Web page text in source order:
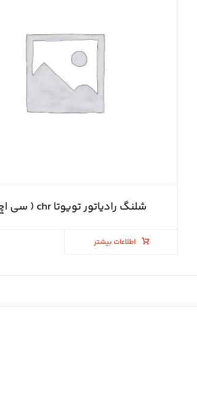
شلنگ رادیاتور تویوتا chr ( سی اچ آر )
اطلاعات بیشتر